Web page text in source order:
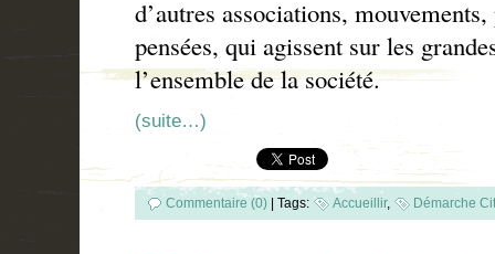
d’autres associations,
pensées, qui agissent sur les
l’ensemble de la société.
(suite…)
Commentaire (0) Tags: Accueillir, Démarche